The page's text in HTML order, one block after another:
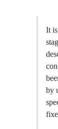
It
by